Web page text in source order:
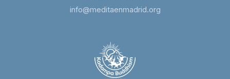
info@meditaenmadrid.org